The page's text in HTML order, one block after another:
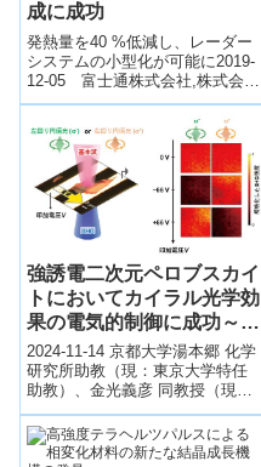
成に成功
発熱量を40 %低減し、レーダー
システムの小型化が可能に2019-
12-05 富士通株式会社,株式会社
富士通研究所富士通株式会社
（以下、富士通）と株式会社富
士通...
強誘電二次元ペロブスカイ
トにおいてカイラル光学効
果の電気的制御に成功～ハ
ライドペロブスカイト半導
体の新たな光機能を開拓～
2024-11-14 京都大学湯本郷 化学
研究所助教（現：東京大学特任
助教）、金光義彦 同教授（現：
同特任教授）、若宮淳志 同教
授、原田布由樹 同修士課程学生
（...